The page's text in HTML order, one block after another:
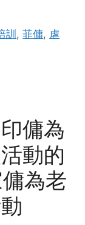
訓 ,菲傭, 虐
傭為
動的
為老